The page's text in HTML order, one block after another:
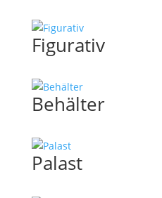
Figurativ
Behälter
Palast